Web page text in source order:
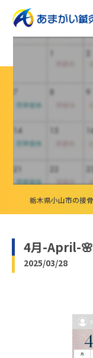
4月-April-🌸
2025/03/28